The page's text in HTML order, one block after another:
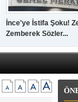
İnce'ye İstifa Şoku!
Zemberek Sözler...